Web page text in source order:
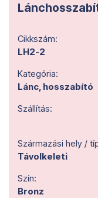
Cikkszám:
LH2-2
Kategória:
Lánc, hosszabító
Szállítás:
Származási hely /
Távolkeleti
Szín:
Bronz